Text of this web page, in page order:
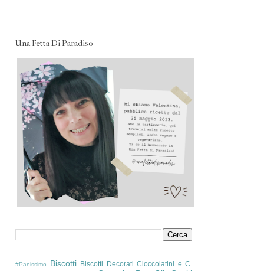
Una Fetta Di Paradiso
#Panissimo Biscotti Biscotti Decorati Cioccolatini e C.